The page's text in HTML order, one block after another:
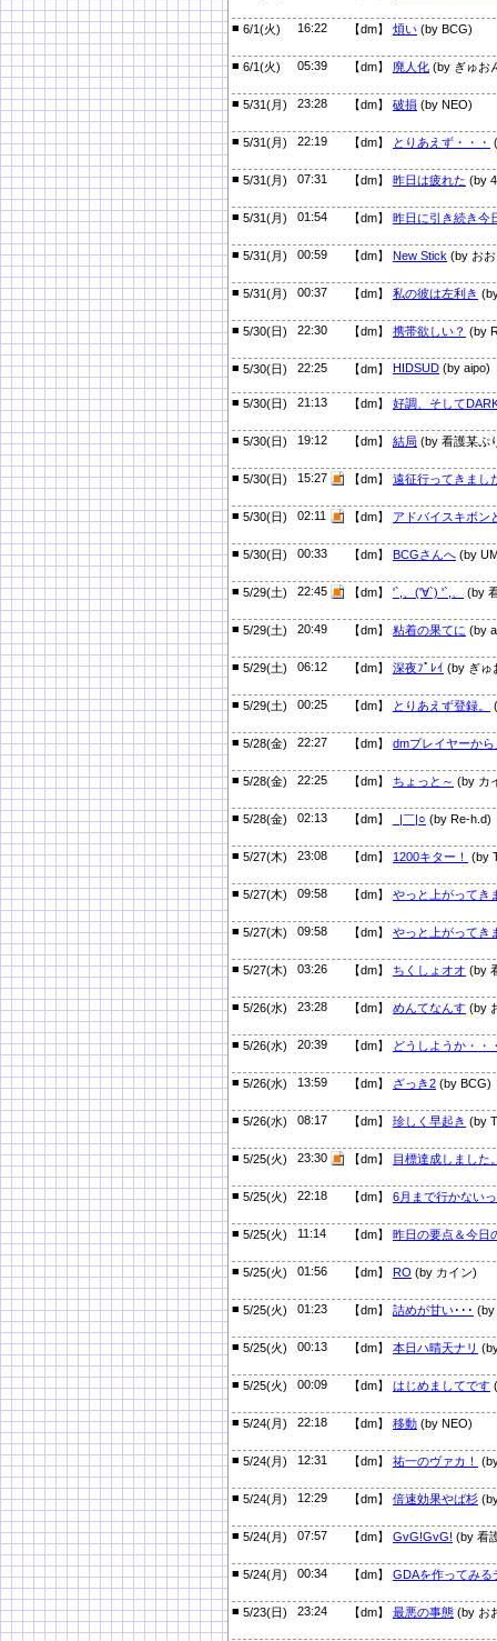
■ 6/1(火) 16:22 【dm】 煩い (by BCG)
■ 6/1(火) 05:39 【dm】 廃人化 (by ぎゅお
■ 5/31(月) 23:28 【dm】 破損 (by NEO)
■ 5/31(月) 22:19 【dm】 とりあえず・・・
■ 5/31(月) 07:31 【dm】 昨日は疲れた (by
■ 5/31(月) 01:54 【dm】 昨日に引き続き今
■ 5/31(月) 00:59 【dm】 New Stick (by お
■ 5/31(月) 00:37 【dm】 私の彼は左利き
■ 5/30(日) 22:30 【dm】 携帯欲しい？ (by
■ 5/30(日) 22:25 【dm】 HIDSUD (by aipo)
■ 5/30(日) 21:13 【dm】 好調、そして
■ 5/30(日) 19:12 【dm】 結局 (by 看護某ぷ
■ 5/30(日) 15:27 【dm】 遠征行ってきまし
■ 5/30(日) 02:11 【dm】 アドバイスキボン
■ 5/30(日) 00:33 【dm】 BCGさんへ (by
■ 5/29(土) 22:45 【dm】 '`,、('∀`) '`,、 (by
■ 5/29(土) 20:49 【dm】 粘着の果てに (by
■ 5/29(土) 06:12 【dm】 深夜ﾌﾟﾚｲ (by ぎゅ
■ 5/29(土) 00:25 【dm】 とりあえず登録。
■ 5/28(金) 22:27 【dm】 dmプレイヤーか
■ 5/28(金) 22:25 【dm】 ちょっと～ (by カ
■ 5/28(金) 02:13 【dm】 _|￣|○ (by Re-h.d)
■ 5/27(木) 23:08 【dm】 1200キター！ (by
■ 5/27(木) 09:58 【dm】 やっと上がってき
■ 5/27(木) 09:58 【dm】 やっと上がってき
■ 5/27(木) 03:26 【dm】 ちくしょオオ (by
■ 5/26(水) 23:28 【dm】 めんてなんす (by
■ 5/26(水) 20:39 【dm】 どうしようか・・
■ 5/26(水) 13:59 【dm】 ざっき2 (by BCG)
■ 5/26(水) 08:17 【dm】 珍しく早起き (by
■ 5/25(火) 23:30 【dm】 目標達成しました
■ 5/25(火) 22:18 【dm】 6月まで行かない
■ 5/25(火) 11:14 【dm】 昨日の要点＆今日
■ 5/25(火) 01:56 【dm】 RO (by カイン)
■ 5/25(火) 01:23 【dm】 詰めが甘い･･･ (by
■ 5/25(火) 00:13 【dm】 本日ハ晴天ナリ
■ 5/25(火) 00:09 【dm】 はじめましてです
■ 5/24(月) 22:18 【dm】 移動 (by NEO)
■ 5/24(月) 12:31 【dm】 祐一のヴァカ！
■ 5/24(月) 12:29 【dm】 倍速効果やば杉
■ 5/24(月) 07:57 【dm】 GvG!GvG! (by 看
■ 5/24(月) 00:34 【dm】 GDAを作ってみる
■ 5/23(日) 23:24 【dm】 最悪の事態 (by お